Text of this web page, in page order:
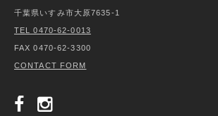
千葉県いすみ市大原7635-1
TEL 0470-62-0013
FAX 0470-62-3300
CONTACT FORM